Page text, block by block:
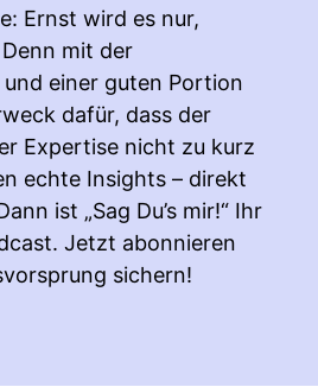
Ernst wird es nur,
mit der
und einer guten Portion
dafür, dass der
Expertise nicht zu kurz
echte Insights – direkt
ist „Sag Du’s mir!“ Ihr
Jetzt abonnieren
sichern!